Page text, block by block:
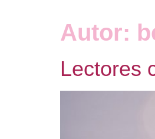
Autor:
Lectores